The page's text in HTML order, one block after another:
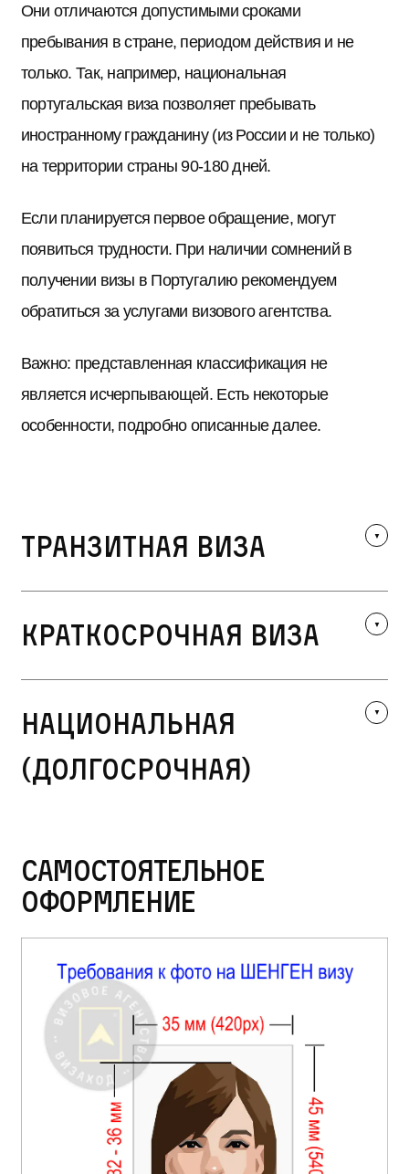
Они отличаются допустимыми сроками
пребывания в стране, периодом действия и не
только. Так, например, национальная
португальская виза позволяет пребывать
иностранному гражданину (из России и не только)
на территории страны 90-180 дней.
Если планируется первое обращение, могут
появиться трудности. При наличии сомнений в
получении визы в Португалию рекомендуем
обратиться за услугами визового агентства.
Важно: представленная классификация не
является исчерпывающей. Есть некоторые
особенности, подробно описанные далее.
Транзитная виза
Краткосрочная виза
Национальная
(долгосрочная)
Самостоятельное
оформление